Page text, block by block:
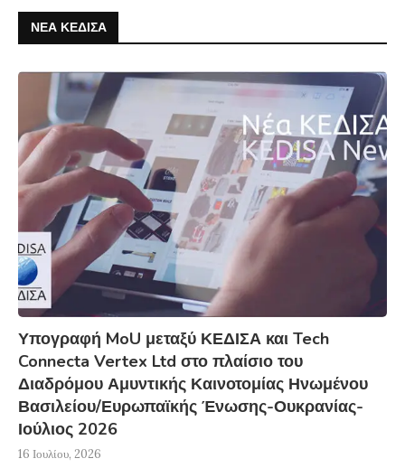
ΝΕΑ ΚΕΔΙΣΑ
Υπογραφή MoU μεταξύ ΚΕΔΙΣΑ και Tech
Connecta Vertex Ltd στο πλαίσιο του
Διαδρόμου Αμυντικής Καινοτομίας Ηνωμένου
Βασιλείου/Ευρωπαϊκής Ένωσης-Ουκρανίας-
Ιούλιος 2026
16 Ιουλίου, 2026